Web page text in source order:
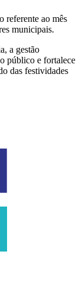
referente ao mês
municipais.
a gestão
público e fortalece
das festividades